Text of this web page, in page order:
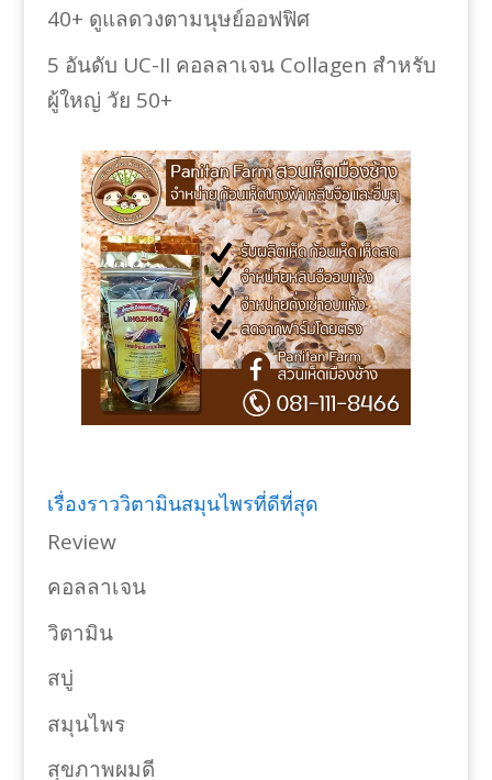
40+ ดูแลดวงตามนุษย์ออฟฟิศ
5 อันดับ UC-II คอลลาเจน Collagen สำหรับ
ผู้ใหญ่ วัย 50+
เรื่องราววิตามินสมุนไพรที่ดีที่สุด
Review
คอลลาเจน
วิตามิน
สบู่
สมุนไพร
สุขภาพผมดี